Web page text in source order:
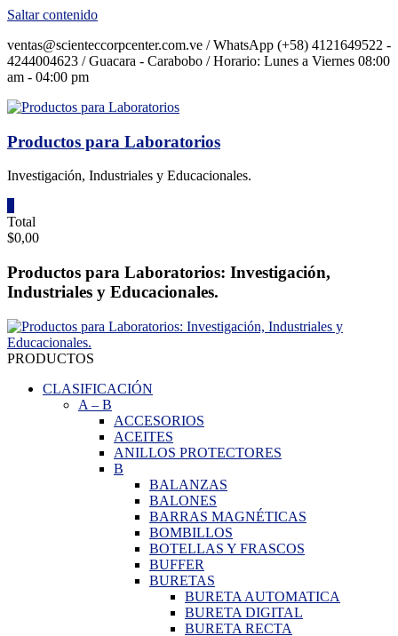
Saltar contenido
ventas@scienteccorpcenter.com.ve / WhatsApp (+58) 4121649522 -
4244004623 / Guacara - Carabobo / Horario: Lunes a Viernes 08:00
am - 04:00 pm
Productos para Laboratorios
Investigación, Industriales y Educacionales.
Total
$0,00
Productos para Laboratorios: Investigación,
Industriales y Educacionales.
PRODUCTOS
CLASIFICACIÓN
A – B
ACCESORIOS
ACEITES
ANILLOS PROTECTORES
B
BALANZAS
BALONES
BARRAS MAGNÉTICAS
BOMBILLOS
BOTELLAS Y FRASCOS
BUFFER
BURETAS
BURETA AUTOMATICA
BURETA DIGITAL
BURETA RECTA